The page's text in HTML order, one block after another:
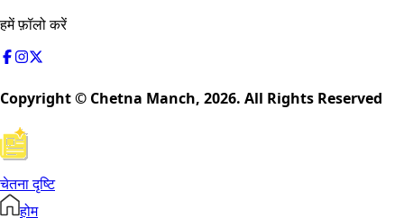
हमें फ़ॉलो करें
Copyright © Chetna Manch, 2026. All Rights Reserved
चेतना दृष्टि
होम